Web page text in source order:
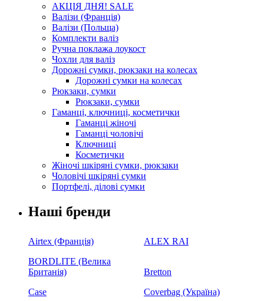
АКЦІЯ ДНЯ! SALE
Валізи (Франція)
Валізи (Польща)
Комплекти валіз
Ручна поклажа лоукост
Чохли для валіз
Дорожні сумки, рюкзаки на колесах
Дорожні сумки на колесах
Рюкзаки, сумки
Рюкзаки, сумки
Гаманці, ключниці, косметички
Гаманці жіночі
Гаманці чоловічі
Ключниці
Косметички
Жіночі шкіряні сумки, рюкзаки
Чоловічі шкіряні сумки
Портфелі, ділові сумки
Наші бренди
Airtex (Франція)
ALEX RAI
BORDLITE (Велика
Британія)
Bretton
Case
Coverbag (Україна)